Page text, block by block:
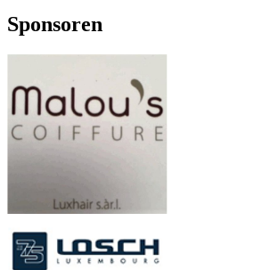
Sponsoren